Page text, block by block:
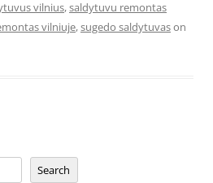
vilnius,saldytuvu remontas
vilniuje,sugedo saldytuvason
Search